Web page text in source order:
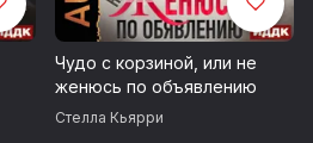
Чудо с корзиной, или не
женюсь по объявлению
Стелла Кьярри